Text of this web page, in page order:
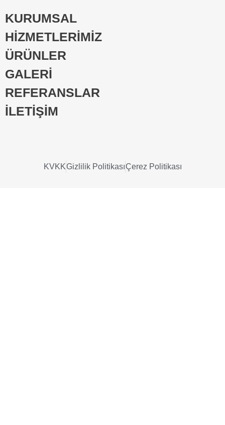
KURUMSAL
HİZMETLERİMİZ
ÜRÜNLER
GALERİ
REFERANSLAR
İLETİŞİM
KVKKGizlilik PolitikasıÇerez Politikası